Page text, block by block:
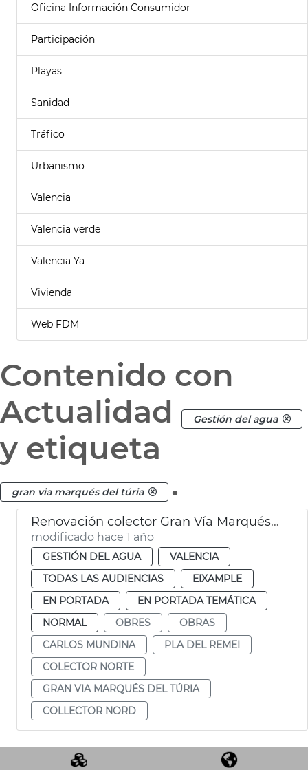
Oficina Información Consumidor
Participación
Playas
Sanidad
Tráfico
Urbanismo
Valencia
Valencia verde
Valencia Ya
Vivienda
Web FDM
Contenido con
Actualidad
Gestión del agua
y etiqueta
gran via marqués del túria .
Renovación colector Gran Vía Marqués del Túria de València
modificado hace 1 año
GESTIÓN DEL AGUA
VALENCIA
TODAS LAS AUDIENCIAS
EIXAMPLE
EN PORTADA
EN PORTADA TEMÁTICA
NORMAL
OBRES
OBRAS
CARLOS MUNDINA
PLA DEL REMEI
COLECTOR NORTE
GRAN VIA MARQUÉS DEL TÚRIA
COLLECTOR NORD